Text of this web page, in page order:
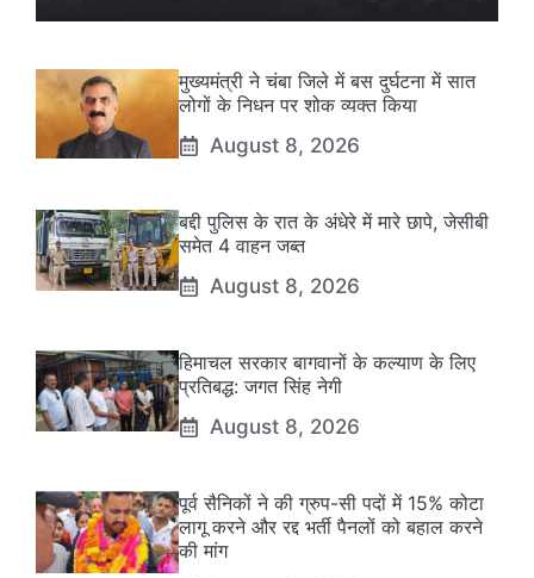
मुख्यमंत्री ने चंबा जिले में बस दुर्घटना में सात
लोगों के निधन पर शोक व्यक्त किया
August 8, 2026
बद्दी पुलिस के रात के अंधेरे में मारे छापे, जेसीबी
समेत 4 वाहन जब्त
August 8, 2026
हिमाचल सरकार बागवानों के कल्याण के लिए
प्रतिबद्ध: जगत सिंह नेगी
August 8, 2026
पूर्व सैनिकों ने की ग्रुप-सी पदों में 15% कोटा
लागू करने और रद्द भर्ती पैनलों को बहाल करने
की मांग